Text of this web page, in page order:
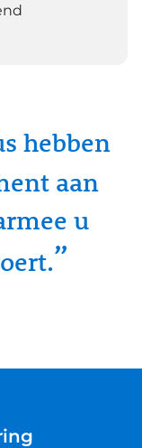
hebben
aan
u